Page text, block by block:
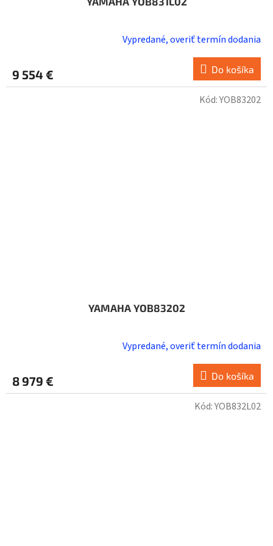
Vypredané, overiť termín dodania
9 554 € Do košíka
YAMAHA YOB83202
Vypredané, overiť termín dodania
8 979 € Do košíka
Kód:YOB83202
Kód:YOB832L02